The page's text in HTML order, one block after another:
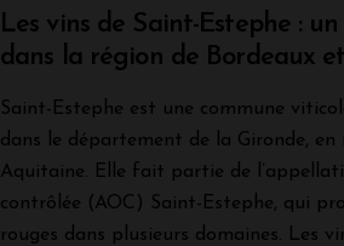
Les vins de Saint-Estephe :
dans la région de Bordeaux
Saint-Estephe est une commune
dans le département de la Gironde, en
Aquitaine. Elle fait partie de
contrôlée (AOC) Saint-Estephe, qui
rouges dans plusieurs domaines. Les